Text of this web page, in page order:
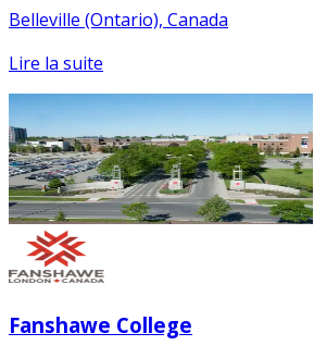
Belleville (Ontario), Canada
Lire la suite
Fanshawe College